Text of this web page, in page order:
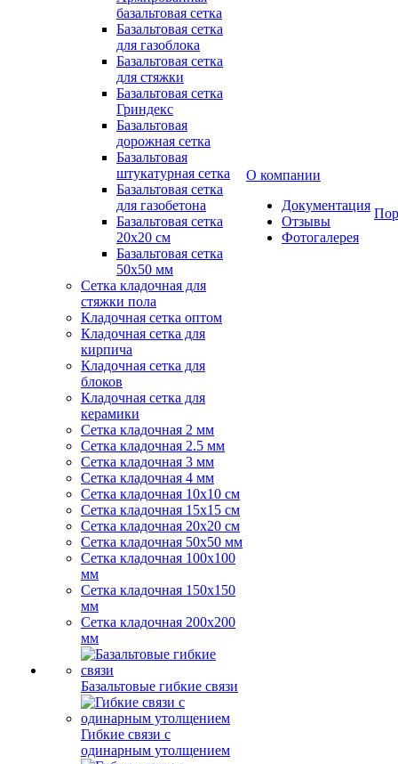
базальтовая сетка
Базальтовая сетка
для газоблока
Базальтовая сетка
для стяжки
Базальтовая сетка
Гриндекс
Базальтовая
дорожная сетка
Базальтовая
штукатурная сетка
Базальтовая сетка
для газобетона
Базальтовая сетка
20x20 см
Базальтовая сетка
50x50 мм
Сетка кладочная для
стяжки пола
Кладочная сетка оптом
Кладочная сетка для
кирпича
Кладочная сетка для
блоков
Кладочная сетка для
керамики
Сетка кладочная 2 мм
Сетка кладочная 2.5 мм
Сетка кладочная 3 мм
Сетка кладочная 4 мм
Сетка кладочная 10x10 см
Сетка кладочная 15x15 см
Сетка кладочная 20x20 см
Сетка кладочная 50x50 мм
Сетка кладочная 100x100
мм
Сетка кладочная 150x150
мм
Сетка кладочная 200x200
мм
Базальтовые гибкие связи
Гибкие связи с
одинарным утолщением
О компании
Документация
Отзывы
Фотогалерея